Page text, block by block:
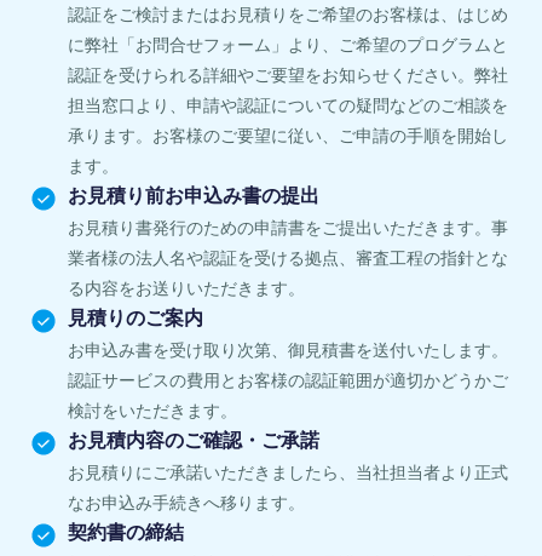
認証をご検討またはお見積りをご希望のお客様は、はじめ
に弊社「お問合せフォーム」より、ご希望のプログラムと
認証を受けられる詳細やご要望をお知らせください。弊社
担当窓口より、申請や認証についての疑問などのご相談を
承ります。お客様のご要望に従い、ご申請の手順を開始し
ます。
お見積り前お申込み書の提出
お見積り書発行のための申請書をご提出いただきます。事
業者様の法人名や認証を受ける拠点、審査工程の指針とな
る内容をお送りいただきます。
見積りのご案内
お申込み書を受け取り次第、御見積書を送付いたします。
認証サービスの費用とお客様の認証範囲が適切かどうかご
検討をいただきます。
お見積内容のご確認・ご承諾
お見積りにご承諾いただきましたら、当社担当者より正式
なお申込み手続きへ移ります。
契約書の締結